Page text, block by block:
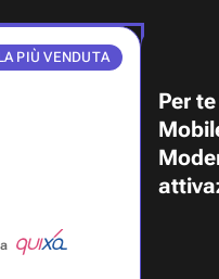
PIÙ VENDUTA
Per